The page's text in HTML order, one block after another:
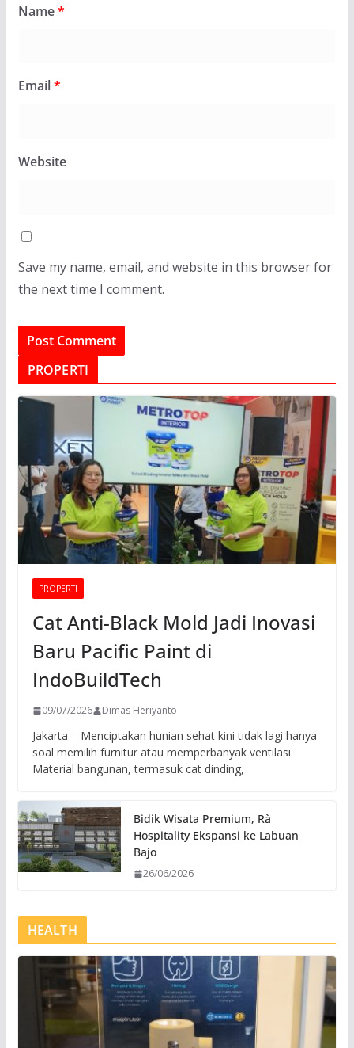
Name*
Email*
Website
Save my name, email, and website in this browser for
the next time I comment.
PROPERTI
PROPERTI
Cat Anti-Black Mold Jadi Inovasi
Baru Pacific Paint di
IndoBuildTech
09/07/2026 Dimas Heriyanto
Jakarta – Menciptakan hunian sehat kini tidak lagi hanya
soal memilih furnitur atau memperbanyak ventilasi.
Material bangunan, termasuk cat dinding,
Bidik Wisata Premium, Rà
Hospitality Ekspansi ke Labuan
Bajo
26/06/2026
HEALTH